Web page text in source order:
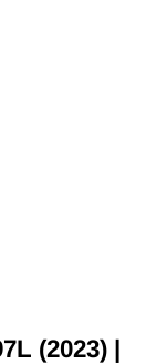
(2023) |